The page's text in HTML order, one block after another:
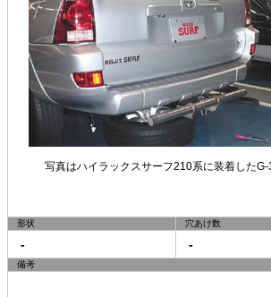
写真はハイラックスサーフ210系に装着した
形状 穴あけ数
- -
備考